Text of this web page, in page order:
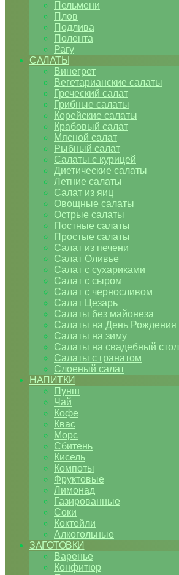
Пельмени
Плов
Подлива
Полента
Рагу
САЛАТЫ
Винегрет
Вегетарианские салаты
Греческий салат
Грибные салаты
Корейские салаты
Крабовый салат
Мясной салат
Рыбный салат
Салаты с курицей
Диетические салаты
Летние салаты
Салат из яиц
Овощные салаты
Острые салаты
Постные салаты
Простые салаты
Салат из печени
Салат Оливье
Салат с сухариками
Салат с сыром
Салат с черносливом
Салат Цезарь
Салаты без майонеза
Салаты на День Рождения
Салаты на зиму
Салаты на свадебный стол
Салаты с гранатом
Слоеный салат
НАПИТКИ
Пунш
Чай
Кофе
Квас
Морс
Сбитень
Кисель
Компоты
Фруктовые
Лимонад
Газированные
Соки
Коктейли
Алкогольные
ЗАГОТОВКИ
Варенье
Конфитюр